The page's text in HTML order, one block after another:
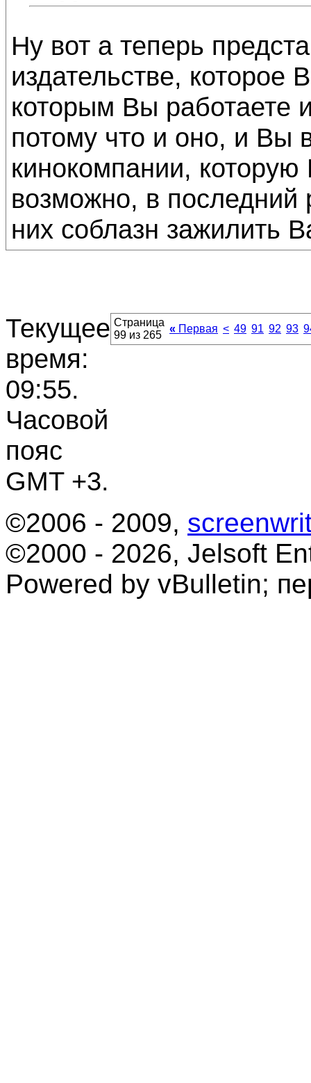
Ну вот а теперь
издательстве, которое
которым Вы работаете
потому что и оно, и Вы
кинокомпании,
возможно, в последний
них соблазн зажилить
Текущее
время:
09:55.
Часовой
пояс
GMT +3.
Страница
99 из 265
« Первая < 49 91 92 93
©2006 - 2009,
©2000 - 2026, Jelsoft
Powered by vBulletin;